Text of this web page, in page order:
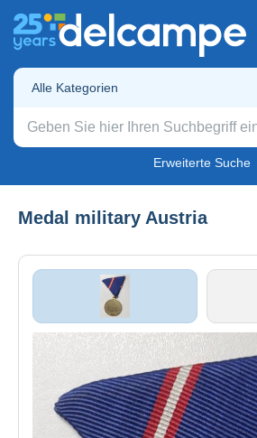
Alle Kategorien
Erweiterte Suche
Medal military Austria